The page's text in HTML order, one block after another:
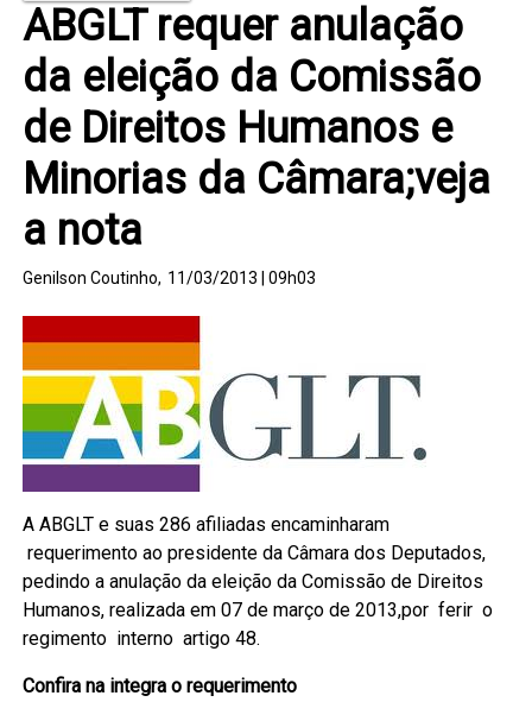
ABGLT requer anulação
da eleição da Comissão
de Direitos Humanos e
Minorias da Câmara;veja
a nota
Genilson Coutinho, 11/03/2013 | 09h03
A ABGLT e suas 286 afiliadas encaminharam
requerimento ao presidente da Câmara dos Deputados,
pedindo a anulação da eleição da Comissão de Direitos
Humanos, realizada em 07 de março de 2013,por ferir o
regimento interno artigo 48.
Confira na integra o requerimento